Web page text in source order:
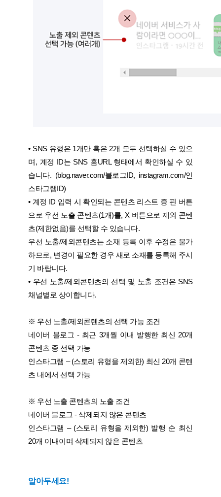
• SNS 유형은 1개만 혹은 2개 모두 선택하실 수 있으
며, 계정 ID는 SNS 홈URL 형태에서 확인하실 수 있
습니다. (blog.naver.com/블로그ID, instagram.com/인
스타그램ID)
• 계정 ID 입력 시 확인되는 콘텐츠 리스트 중 핀 버튼
으로 우선 노출 콘텐츠(1개)를, X 버튼으로 제외 콘텐
츠(제한없음)를 선택할 수 있습니다.
우선 노출/제외콘텐츠는 소재 등록 이후 수정은 불가
하므로, 변경이 필요한 경우 새로 소재를 등록해 주시
기 바랍니다.
• 우선 노출/제외콘텐츠의 선택 및 노출 조건은 SNS
채널별로 상이합니다.
※ 우선 노출/제외콘텐츠의 선택 가능 조건
네이버 블로그 - 최근 3개월 이내 발행한 최신 20개
콘텐츠 중 선택 가능
인스타그램 – (스토리 유형을 제외한) 최신 20개 콘텐
츠 내에서 선택 가능
※ 우선 노출 콘텐츠의 노출 조건
네이버 블로그 - 삭제되지 않은 콘텐츠
인스타그램 – (스토리 유형을 제외한) 발행 순 최신
20개 이내이며 삭제되지 않은 콘텐츠
알아두세요!